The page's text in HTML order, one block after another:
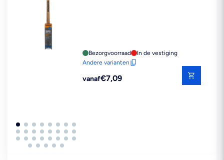
Bezorgvoorraad
In de vestiging
Andere varianten
Reguliere
vanaf€7,09